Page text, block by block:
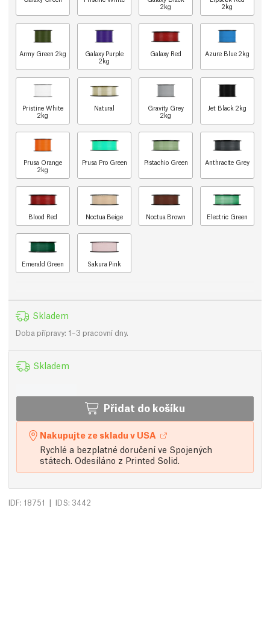
2kg
2kg
Army Green 2kg
Galaxy Purple
2kg
Galaxy Red Azure Blue 2kg
Pristine White
2kg
Natural
Gravity Grey
2kg
Jet Black 2kg
Prusa Orange
2kg
Prusa Pro Green Pistachio Green Anthracite Grey
Blood Red Noctua Beige Noctua Brown Electric Green
Emerald Green Sakura Pink
Skladem
Doba přípravy: 1–3 pracovní dny.
Skladem
Přidat do košíku
Nakupujte ze skladu v USA
Rychlé a bezplatné doručení ve Spojených
státech. Odesíláno z Printed Solid.
IDF: 18751 | IDS: 3442